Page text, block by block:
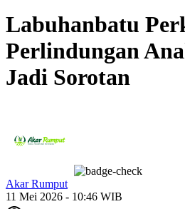
Labuhanbatu
Perlindungan
Jadi Sorotan
Akar Rumput
11 Mei 2026 - 10:46 WIB